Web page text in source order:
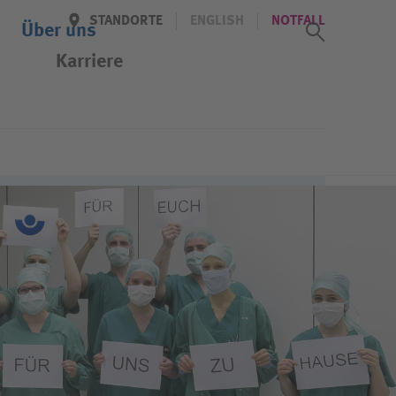
STANDORTE ENGLISH NOTFALL
Über uns
Karriere